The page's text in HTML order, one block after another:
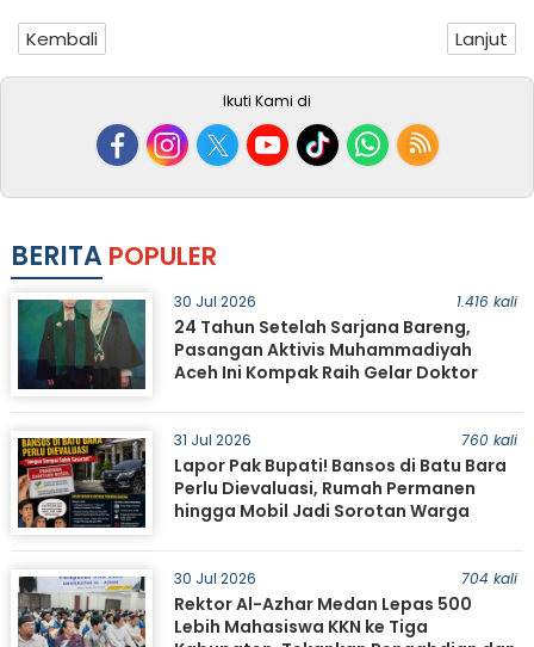
Kembali Lanjut
Ikuti Kami di
BERITA POPULER
30 Jul 2026 1.416 kali
24 Tahun Setelah Sarjana Bareng,
Pasangan Aktivis Muhammadiyah
Aceh Ini Kompak Raih Gelar Doktor
31 Jul 2026 760 kali
Lapor Pak Bupati! Bansos di Batu Bara
Perlu Dievaluasi, Rumah Permanen
hingga Mobil Jadi Sorotan Warga
30 Jul 2026 704 kali
Rektor Al-Azhar Medan Lepas 500
Lebih Mahasiswa KKN ke Tiga